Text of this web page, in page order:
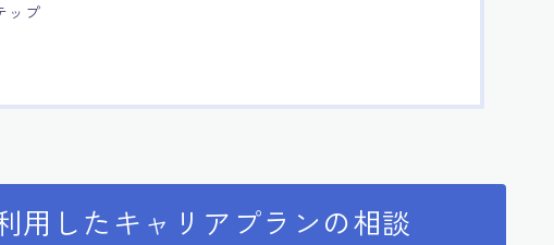
ップ
用したキャリアプランの相談